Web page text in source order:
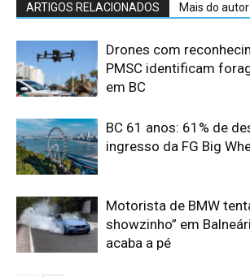
ARTIGOS RELACIONADOS Mais do autor
Drones com
PMSC identificam
em BC
BC 61 anos: 61% de
ingresso da FG Big
Motorista de BMW
showzinho” em
acaba a pé